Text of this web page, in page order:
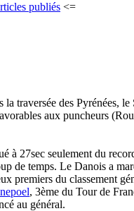
publiés <=
des Pyrénées,
aux puncheurs
à 27sec seulement du
de temps. Le Danois a
premiers du classement
, 3ème du Tour de
au général.